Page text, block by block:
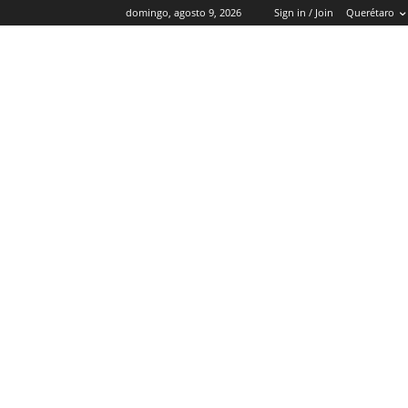
domingo, agosto 9, 2026 Sign in / Join Querétaro